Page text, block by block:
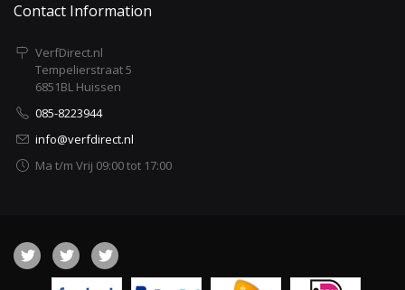
Contact Information
VerfDirect.nl
Tempelierstraat 5
6851BL Huissen
085-8223944
info@verfdirect.nl
Ma t/m Vrij 09:00 tot 17:00